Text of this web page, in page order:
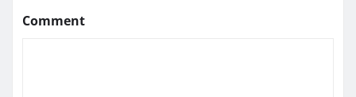
Comment